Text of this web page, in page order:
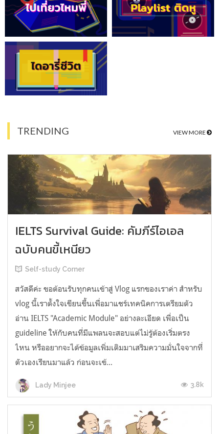
TRENDING VIEW MORE
IELTS Survival Guide: คัมภีร์ไอเอล
ฉบับคนขี้เหนียว
Self-study Corner
สวัสดีค่ะ ขอต้อนรับทุกคนเข้าสู่ Vlog แรกของเราค่า สำหรับ
vlog นี้เราตั้งใจเขียนขึ้นเพื่อมาแชร์เทคนิคการเตรียมตัว
อ่าน IELTS "Academic Module" อย่างละเอียด เพื่อเป็น
guideline ให้กับคนที่มีแพลนจะสอบแต่ไม่รู้ต้องเริ่มตรง
ไหน หรืออยากจะได้ข้อมูลเพิ่มเติมมาเสริมความมั่นใจจากที่
ตัวเองเรียนมาแล้ว ก่อนจะเข้...
Lady Minjee 3.8k